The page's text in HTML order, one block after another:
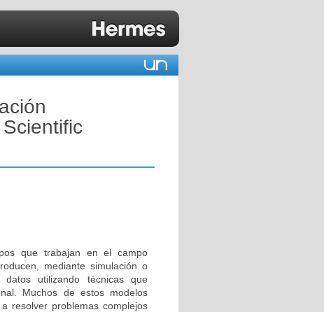
que trabajan en el campo
mediante simulación o
utilizando técnicas que
Muchos de estos modelos
resolver problemas complejos